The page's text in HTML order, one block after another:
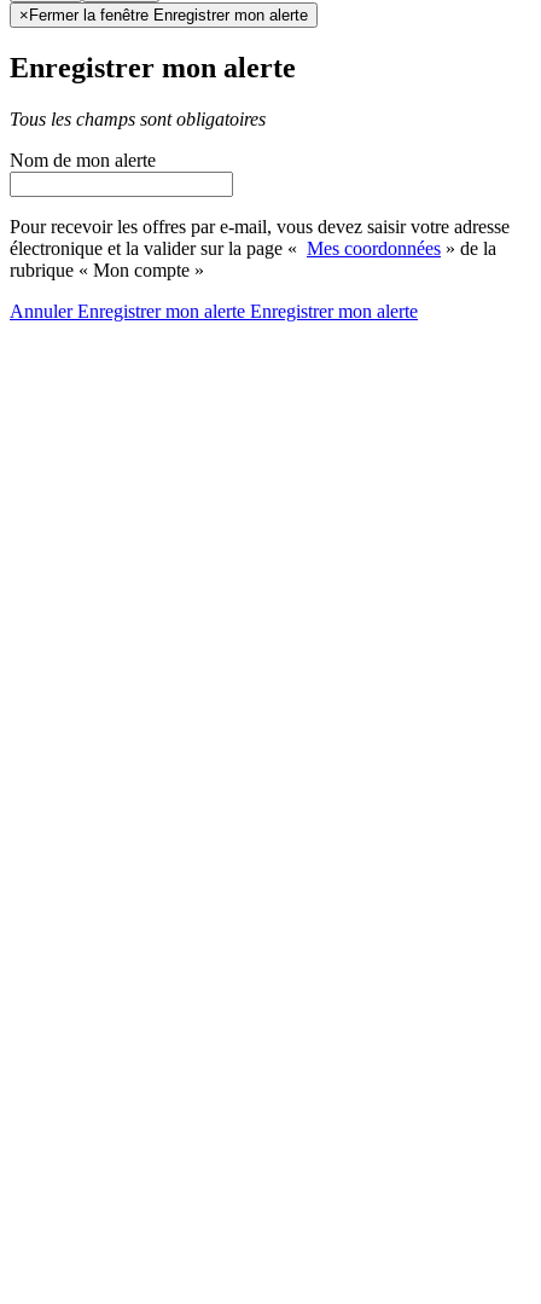
× Fermer la fenêtre Enregistrer mon alerte
Enregistrer mon alerte
Tous les champs sont obligatoires
Nom de mon alerte
Pour recevoir les offres par e-mail, vous devez saisir votre adresse
électronique et la valider sur la page « Mes coordonnées » de la
rubrique « Mon compte »
AnnulerEnregistrer mon alerte Enregistrermon alerte